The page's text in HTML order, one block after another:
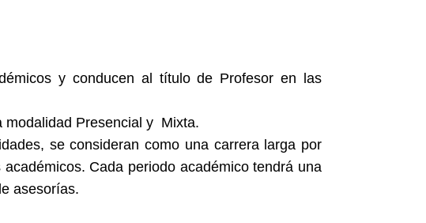
y conducen al título de Profesor en las
modalidad Presencial y Mixta.
se consideran como una carrera larga por
Cada periodo académico tendrá una
asesorías.